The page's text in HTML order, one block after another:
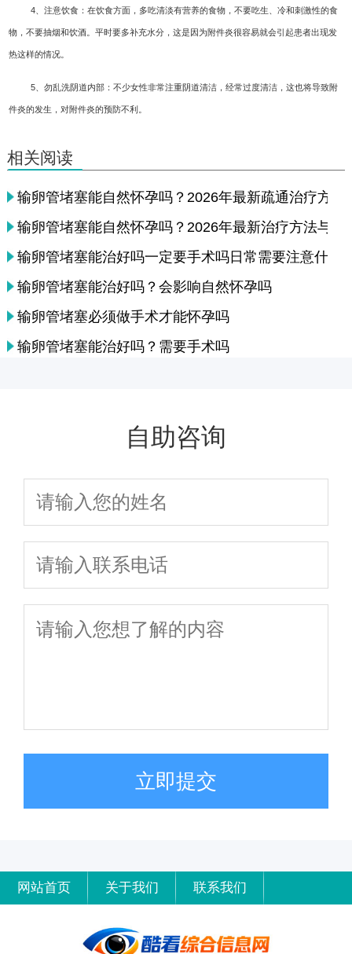
4、注意饮食：在饮食方面，多吃清淡有营养的食物，不要吃生、冷和刺激性的食
物，不要抽烟和饮酒。平时要多补充水分，这是因为附件炎很容易就会引起患者出现发
热这样的情况。
5、勿乱洗阴道内部：不少女性非常注重阴道清洁，经常过度清洁，这也将导致附
件炎的发生，对附件炎的预防不利。
相关阅读
输卵管堵塞能自然怀孕吗？2026年最新疏通治疗方法
输卵管堵塞能自然怀孕吗？2026年最新治疗方法与检
输卵管堵塞能治好吗一定要手术吗日常需要注意什么
输卵管堵塞能治好吗？会影响自然怀孕吗
输卵管堵塞必须做手术才能怀孕吗
输卵管堵塞能治好吗？需要手术吗
自助咨询
立即提交
网站首页 关于我们 联系我们